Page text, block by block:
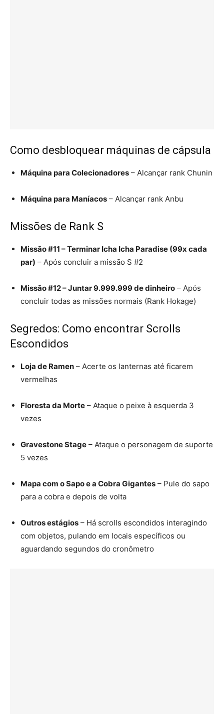
Como desbloquear máquinas de cápsula
Máquina para Colecionadores – Alcançar rank Chunin
Máquina para Maníacos – Alcançar rank Anbu
Missões de Rank S
Missão #11 – Terminar Icha Icha Paradise (99x cada
par) – Após concluir a missão S #2
Missão #12 – Juntar 9.999.999 de dinheiro – Após
concluir todas as missões normais (Rank Hokage)
Segredos: Como encontrar Scrolls
Escondidos
Loja de Ramen – Acerte os lanternas até ficarem
vermelhas
Floresta da Morte – Ataque o peixe à esquerda 3
vezes
Gravestone Stage – Ataque o personagem de suporte
5 vezes
Mapa com o Sapo e a Cobra Gigantes – Pule do sapo
para a cobra e depois de volta
Outros estágios – Há scrolls escondidos interagindo
com objetos, pulando em locais específicos ou
aguardando segundos do cronômetro